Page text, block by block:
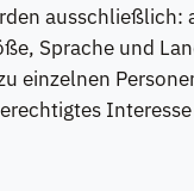
ausschließlich:
Sprache und
einzelnen